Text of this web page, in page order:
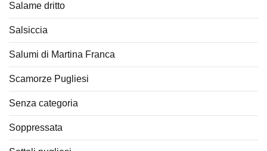
Salame dritto
Salsiccia
Salumi di Martina Franca
Scamorze Pugliesi
Senza categoria
Soppressata